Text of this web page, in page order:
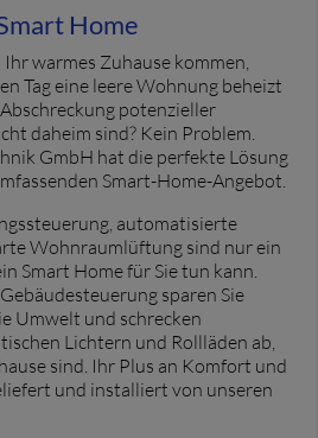
Home
warmes Zuhause kommen,
Tag eine leere Wohnung beheizt
potenzieller
daheim sind? Kein Problem.
GmbH hat die perfekte Lösung
Smart-Home-Angebot.
automatisierte
Wohnraumlüftung sind nur ein
Smart Home für Sie tun kann.
sparen Sie
Umwelt und schrecken
Lichtern und Rollläden ab,
sind. Ihr Plus an Komfort und
und installiert von unseren